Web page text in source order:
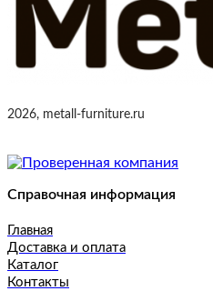
2026, metall-furniture.ru
Справочная информация
Главная
Доставка и оплата
Каталог
Контакты